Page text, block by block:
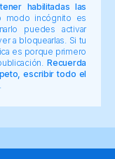
habilitadas las
modo incógnito es
puedes activar
a bloquearlas. Si tu
es porque primero
Recuerda
escribir todo el